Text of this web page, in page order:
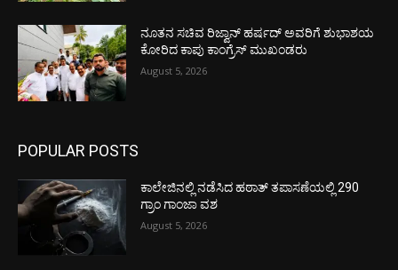
ನೂತನ ಸಚಿವ ರಿಜ್ವಾನ್ ಹರ್ಷದ್ ಅವರಿಗೆ ಶುಭಾಶಯ
ಕೋರಿದ ಕಾಪು ಕಾಂಗ್ರೆಸ್ ಮುಖಂಡರು
August 5, 2026
POPULAR POSTS
ಕಾಲೇಜಿನಲ್ಲಿ ನಡೆಸಿದ ಹಠಾತ್ ತಪಾಸಣೆಯಲ್ಲಿ 290
ಗ್ರಾಂ ಗಾಂಜಾ ವಶ
August 5, 2026